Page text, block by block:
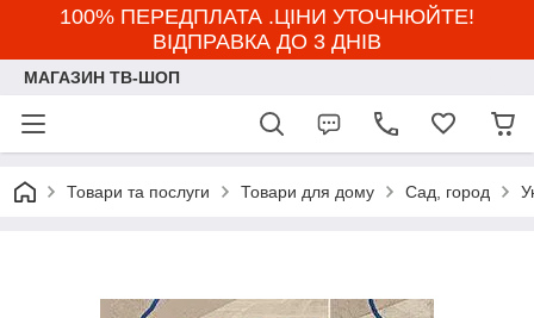
100% ПЕРЕДПЛАТА .ЦІНИ УТОЧНЮЙТЕ!
ВІДПРАВКА ДО 3 ДНІВ
МАГАЗИН ТВ-ШОП
Товари та послуги Товари для дому Сад, город